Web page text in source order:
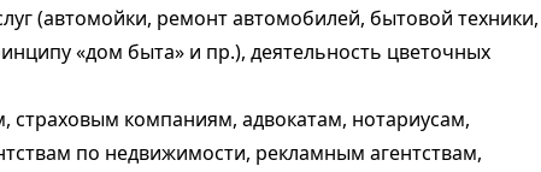
(автомойки, ремонт автомобилей, бытовой техники,
«дом быта» и пр.), деятельность цветочных
страховым компаниям, адвокатам, нотариусам,
по недвижимости, рекламным агентствам,